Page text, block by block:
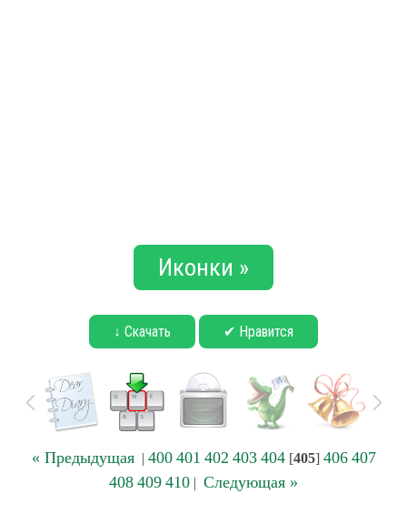
Иконки »
↓ Скачать ✔ Нравится
« Предыдущая| 400 401 402 403 404[405] 406 407
408 409 410 | Следующая »